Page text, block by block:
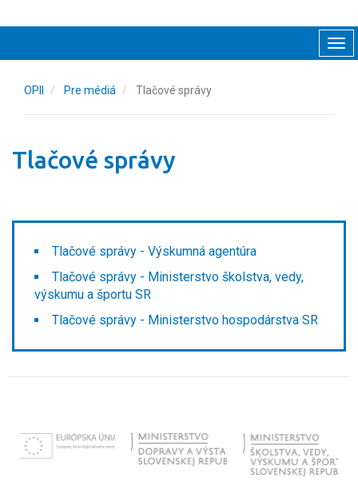
OPII Pre médiá Tlačové správy
Tlačové správy
Tlačové správy - Výskumná agentúra
Tlačové správy - Ministerstvo školstva, vedy,
výskumu a športu SR
Tlačové správy - Ministerstvo hospodárstva SR